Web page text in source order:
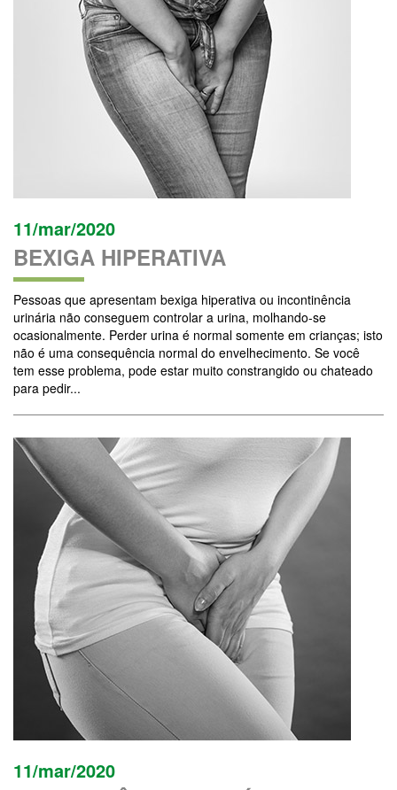
11/mar/2020
BEXIGA HIPERATIVA
Pessoas que apresentam bexiga hiperativa ou incontinência
urinária não conseguem controlar a urina, molhando-se
ocasionalmente. Perder urina é normal somente em crianças; isto
não é uma consequência normal do envelhecimento. Se você
tem esse problema, pode estar muito constrangido ou chateado
para pedir...
11/mar/2020